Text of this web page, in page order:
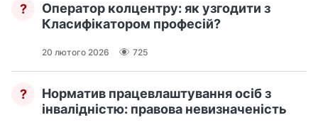
?
Оператор колцентру: як узгодити з
Класифікатором професій?
20 лютого 2026 725
?
Норматив працевлаштування осіб з
інвалідністю: правова невизначеність